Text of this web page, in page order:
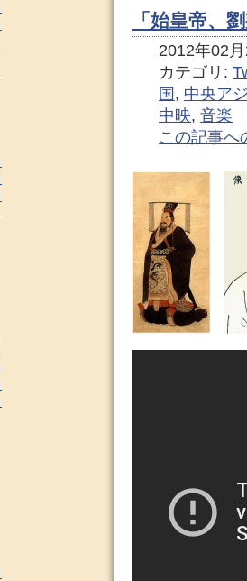
「始皇帝、
2012年02
カテゴリ:
国 , 中央ア
中映, 音楽
この記事へ